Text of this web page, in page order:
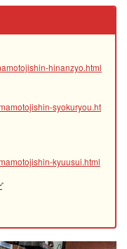
hinanzyo.html
syokuryou.ht
kyuusui.html